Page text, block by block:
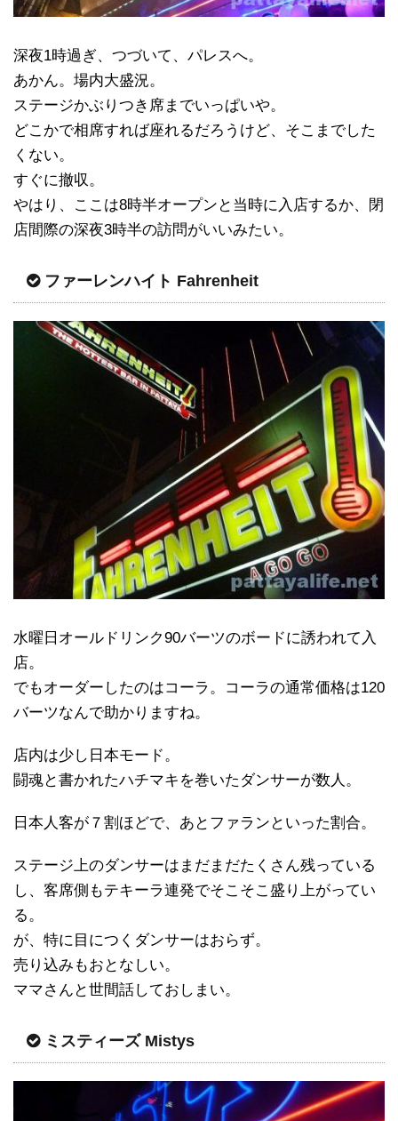
深夜1時過ぎ、つづいて、パレスへ。
あかん。場内大盛況。
ステージかぶりつき席までいっぱいや。
どこかで相席すれば座れるだろうけど、そこまでした
くない。
すぐに撤収。
やはり、ここは8時半オープンと当時に入店するか、閉
店間際の深夜3時半の訪問がいいみたい。
ファーレンハイト Fahrenheit
水曜日オールドリンク90バーツのボードに誘われて入
店。
でもオーダーしたのはコーラ。コーラの通常価格は120
バーツなんで助かりますね。
店内は少し日本モード。
闘魂と書かれたハチマキを巻いたダンサーが数人。
日本人客が７割ほどで、あとファランといった割合。
ステージ上のダンサーはまだまだたくさん残っている
し、客席側もテキーラ連発でそこそこ盛り上がってい
る。
が、特に目につくダンサーはおらず。
売り込みもおとなしい。
ママさんと世間話しておしまい。
ミスティーズ Mistys